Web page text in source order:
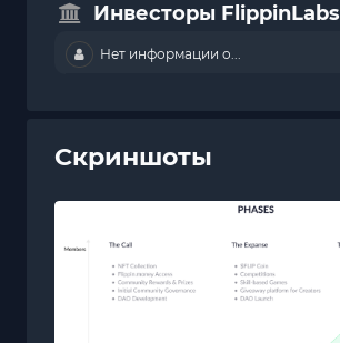
Инвесторы FlippinLabs
Нет информации о...
Скриншоты